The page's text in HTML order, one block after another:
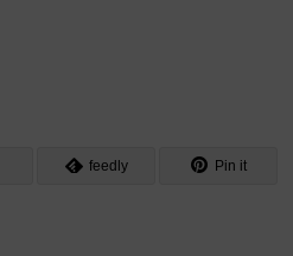
feedly Pin it